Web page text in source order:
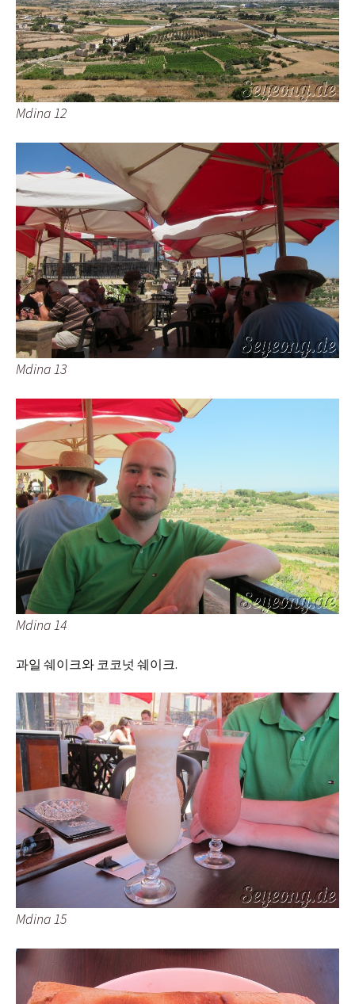
Mdina 12
Mdina 13
Mdina 14
과일 쉐이크와 코코넛 쉐이크.
Mdina 15